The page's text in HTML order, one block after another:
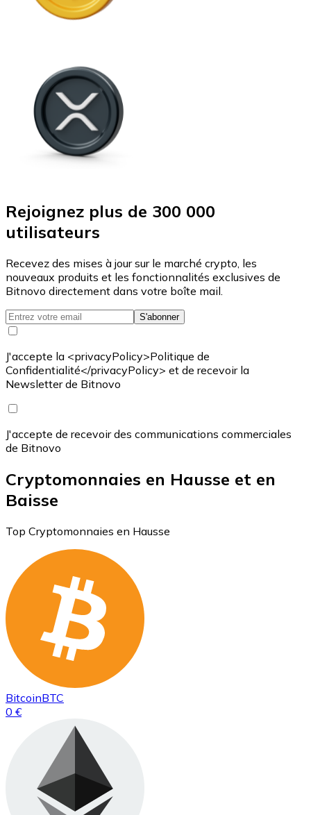
Rejoignez plus de 300 000
utilisateurs
Recevez des mises à jour sur le marché crypto, les
nouveaux produits et les fonctionnalités exclusives de
Bitnovo directement dans votre boîte mail.
S'abonner
J'accepte la <privacyPolicy>Politique de
Confidentialité</privacyPolicy> et de recevoir la
Newsletter de Bitnovo
J'accepte de recevoir des communications commerciales
de Bitnovo
Cryptomonnaies en Hausse et en
Baisse
Top Cryptomonnaies en Hausse
BitcoinBTC
0 €